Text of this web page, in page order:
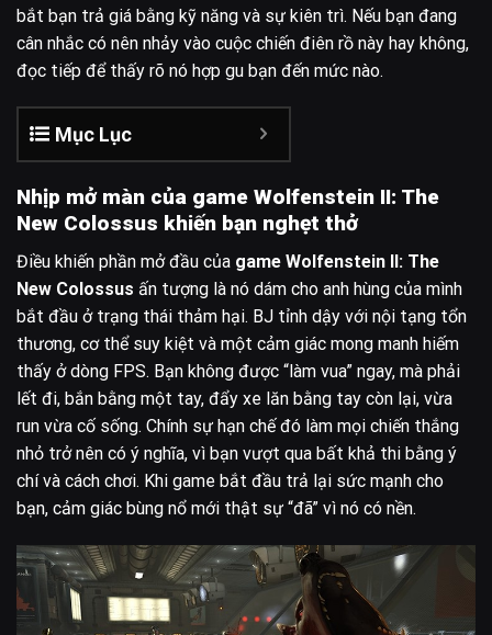
bắt bạn trả giá bằng kỹ năng và sự kiên trì. Nếu bạn đang
cân nhắc có nên nhảy vào cuộc chiến điên rồ này hay không,
đọc tiếp để thấy rõ nó hợp gu bạn đến mức nào.
Mục Lục
Nhịp mở màn của game Wolfenstein II: The
New Colossus khiến bạn nghẹt thở
Điều khiến phần mở đầu của game Wolfenstein II: The
New Colossus ấn tượng là nó dám cho anh hùng của mình
bắt đầu ở trạng thái thảm hại. BJ tỉnh dậy với nội tạng tổn
thương, cơ thể suy kiệt và một cảm giác mong manh hiếm
thấy ở dòng FPS. Bạn không được “làm vua” ngay, mà phải
lết đi, bắn bằng một tay, đẩy xe lăn bằng tay còn lại, vừa
run vừa cố sống. Chính sự hạn chế đó làm mọi chiến thắng
nhỏ trở nên có ý nghĩa, vì bạn vượt qua bất khả thi bằng ý
chí và cách chơi. Khi game bắt đầu trả lại sức mạnh cho
bạn, cảm giác bùng nổ mới thật sự “đã” vì nó có nền.